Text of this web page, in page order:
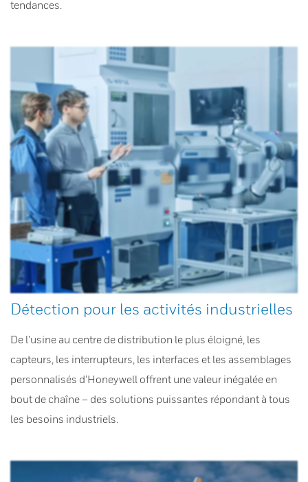
tendances.
Détection pour les activités industrielles
De l’usine au centre de distribution le plus éloigné, les
capteurs, les interrupteurs, les interfaces et les assemblages
personnalisés d’Honeywell offrent une valeur inégalée en
bout de chaîne – des solutions puissantes répondant à tous
les besoins industriels.